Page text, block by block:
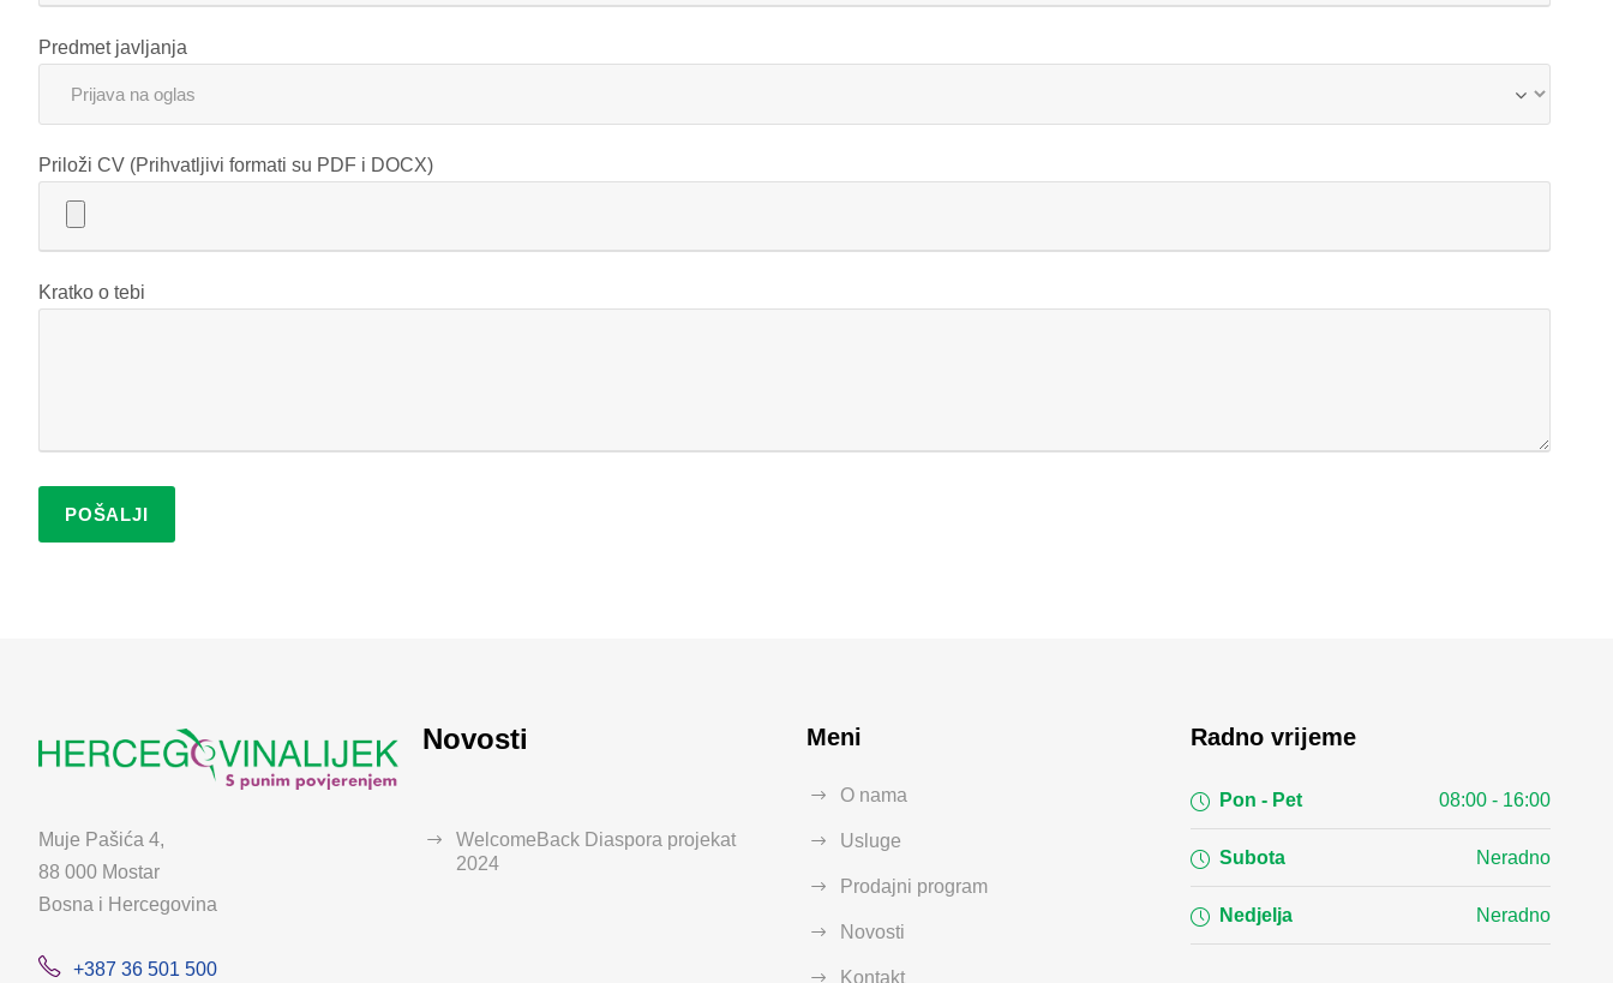
Predmet javljanja
Priloži CV (Prihvatljivi formati su PDF i DOCX)
Kratko o tebi
Muje Pašića 4,
88 000 Mostar
Bosna i Hercegovina
+387 36 501 500
Novosti
WelcomeBack Diaspora projekat
2024
Meni
O nama
Usluge
Prodajni program
Novosti
Kontakt
Radno vrijeme
Pon - Pet 08:00 - 16:00
Subota Neradno
Nedjelja Neradno